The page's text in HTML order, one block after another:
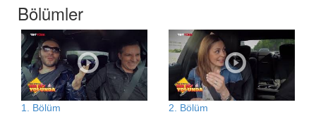
Bölümler
1. Bölüm 2. Bölüm